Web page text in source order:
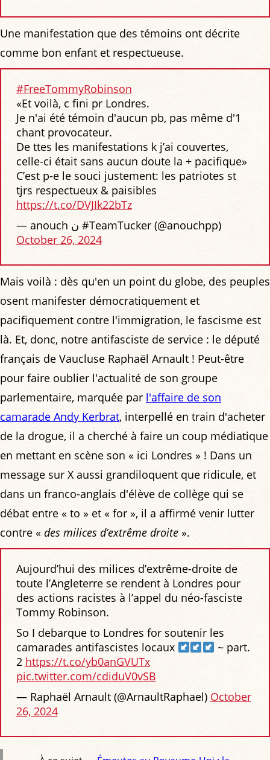
Une manifestation que des témoins ont décrite
comme bon enfant et respectueuse.
#FreeTommyRobinson
«Et voilà, c fini pr Londres.
Je n'ai été témoin d'aucun pb, pas même d'1
chant provocateur.
De ttes les manifestations k j’ai couvertes,
celle-ci était sans aucun doute la + pacifique»
C’est p-e le souci justement: les patriotes st
tjrs respectueux & paisibles
https://t.co/DVJIk22bTz
— anouch ن ️#TeamTucker (@anouchpp)
October 26, 2024
Mais voilà : dès qu'en un point du globe, des peuples
osent manifester démocratiquement et
pacifiquement contre l'immigration, le fascisme est
là. Et, donc, notre antifasciste de service : le député
français de Vaucluse Raphaël Arnault ! Peut-être
pour faire oublier l'actualité de son groupe
parlementaire, marquée par l'affaire de son
camarade Andy Kerbrat, interpellé en train d'acheter
de la drogue, il a cherché à faire un coup médiatique
en mettant en scène son « ici Londres » ! Dans un
message sur X aussi grandiloquent que ridicule, et
dans un franco-anglais d'élève de collège qui se
débat entre « to » et « for », il a affirmé venir lutter
contre « des milices d’extrême droite ».
Aujourd’hui des milices d’extrême-droite de
toute l’Angleterre se rendent à Londres pour
des actions racistes à l’appel du néo-fasciste
Tommy Robinson.
So I debarque to Londres for soutenir les
camarades antifascistes locaux
~ part.
2 https://t.co/yb0anGVUTx
pic.twitter.com/cdiduV0vSB
— Raphaël Arnault (@ArnaultRaphael) October
26, 2024